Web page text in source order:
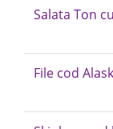
Salata Ton
File cod